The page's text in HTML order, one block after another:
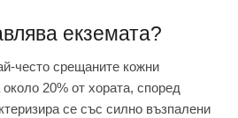
екземата?
често срещаните кожни
20% от хората, според
се със силно възпалени